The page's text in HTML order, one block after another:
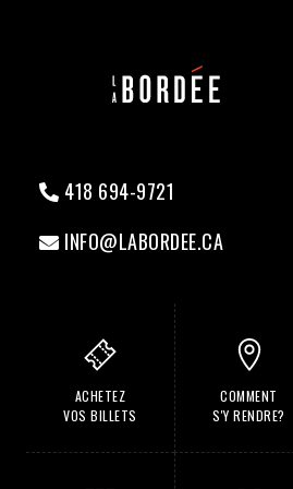
418 694-9721
INFO@LABORDEE.CA
ACHETEZ
VOS BILLETS
COMMENT
S'Y RENDRE?